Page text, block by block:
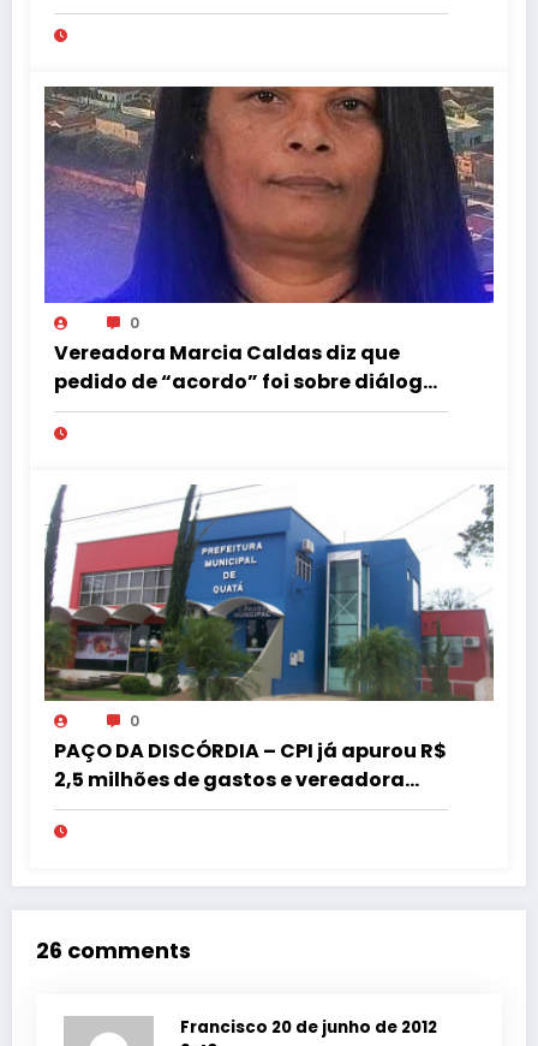
0
Vereadora Marcia Caldas diz que
pedido de “acordo” foi sobre diálogo
institucional
0
PAÇO DA DISCÓRDIA – CPI já apurou R$
2,5 milhões de gastos e vereadora
pede “acordo” para aprovar R$ 9,5
milhões
26 comments
Francisco 20 de junho de 2012